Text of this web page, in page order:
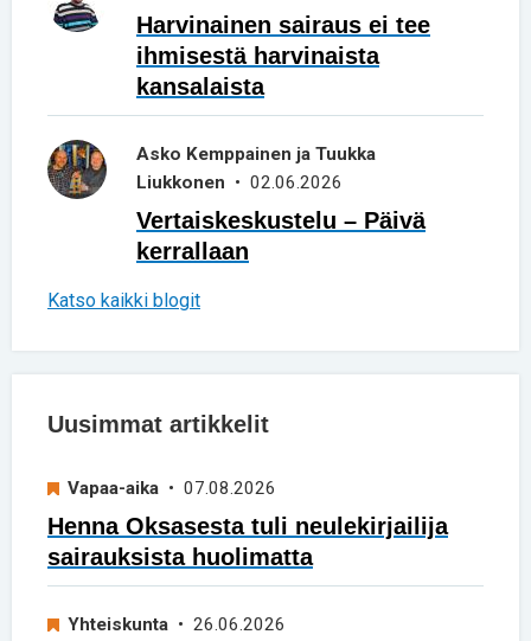
Harvinainen sairaus ei tee
ihmisestä harvinaista
kansalaista
Asko Kemppainen ja Tuukka
Liukkonen • 02.06.2026
Vertaiskeskustelu – Päivä
kerrallaan
Katso kaikki blogit
Uusimmat artikkelit
Vapaa-aika • 07.08.2026
Henna Oksasesta tuli neulekirjailija
sairauksista huolimatta
Yhteiskunta • 26.06.2026